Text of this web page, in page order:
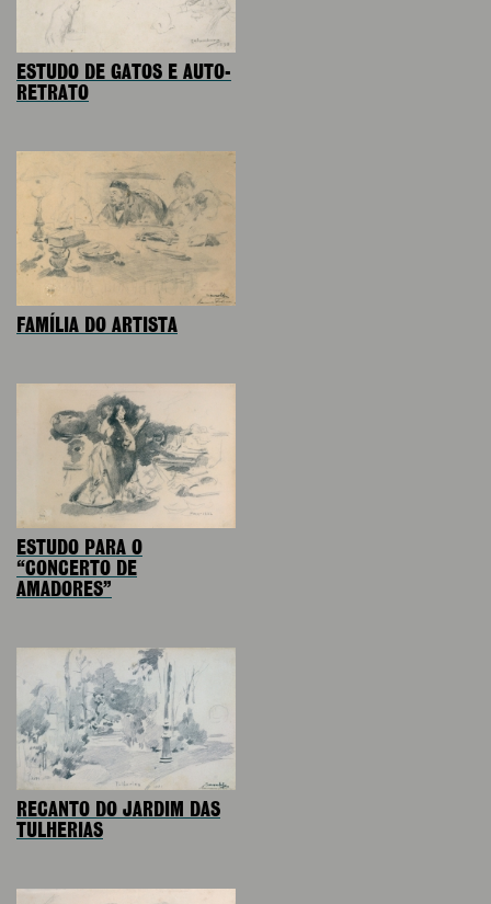
ESTUDO DE GATOS E AUTO-
RETRATO
FAMÍLIA DO ARTISTA
ESTUDO PARA O
“CONCERTO DE
AMADORES”
RECANTO DO JARDIM DAS
TULHERIAS